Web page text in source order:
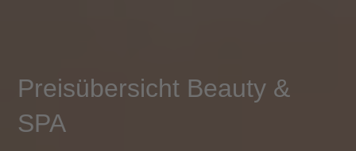
Preisübersicht Beauty &
SPA